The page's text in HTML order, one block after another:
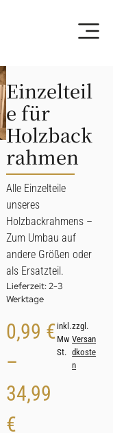
Einzelteil
e für
Holzback
rahmen
Alle Einzelteile
unseres
Holzbackrahmens –
Zum Umbau auf
andere Größen oder
als Ersatzteil.
Lieferzeit:2-3
Werktage
0,99 €
–
34,99
€
inkl.
Mw
St.
zzgl.
Versan
dkoste
n